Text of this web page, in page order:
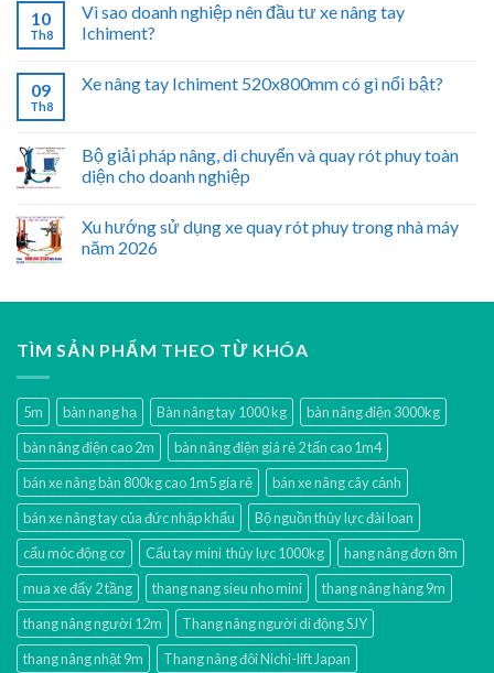
10
Th8
Vì sao doanh nghiệp nên đầu tư xe nâng tay
Ichiment?
09
Th8
Xe nâng tay Ichiment 520x800mm có gì nổi bật?
Bộ giải pháp nâng, di chuyển và quay rót phuy toàn
diện cho doanh nghiệp
Xu hướng sử dụng xe quay rót phuy trong nhà máy
năm 2026
TÌM SẢN PHẨM THEO TỪ KHÓA
5m bàn nang hạ Bàn nâng tay 1000 kg
bàn nâng điện 3000kg
bàn nâng điện cao 2m
bàn nâng điện giá rẻ 2 tấn cao 1m4
bán xe nâng bàn 800kg cao 1m5 gía rẻ
bán xe nâng cây cảnh
bán xe nâng tay của đức nhập khẩu
Bộ nguồn thủy lực đài loan
cẩu móc động cơ
Cẩu tay mini thủy lực 1000kg
hang nâng đơn 8m
mua xe đẩy 2 tầng
thang nang sieu nho mini
thang nâng hàng 9m
thang nâng người 12m
Thang nâng người di động SJY
thang nâng nhật 9m
Thang nâng đôi Nichi-lift Japan